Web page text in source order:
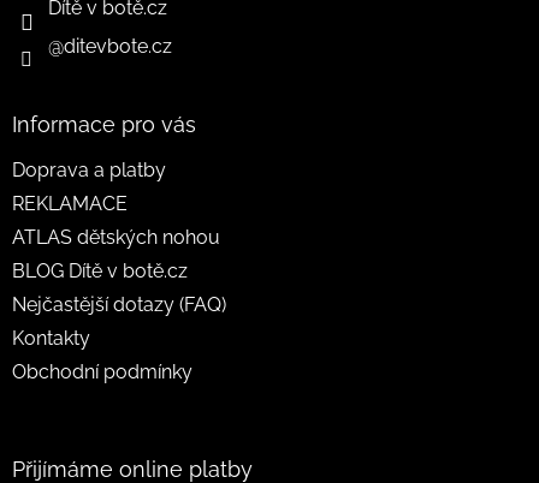
Dítě v botě.cz
@ditevbote.cz
Informace pro vás
Doprava a platby
REKLAMACE
ATLAS dětských nohou
BLOG Dítě v botě.cz
Nejčastější dotazy (FAQ)
Kontakty
Obchodní podmínky
Přijímáme online platby